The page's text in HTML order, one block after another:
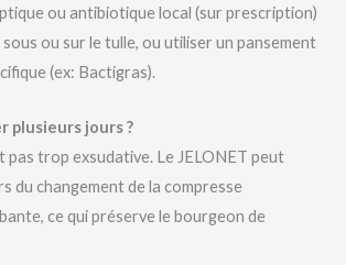
ou antibiotique local (sur prescription)
ou sur le tulle, ou utiliser un pansement
(ex: Bactigras).
plusieurs jours ?
pas trop exsudative. Le JELONET peut
du changement de la compresse
ce qui préserve le bourgeon de